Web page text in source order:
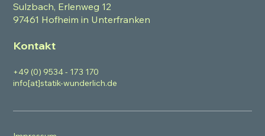
Sulzbach, Erlenweg 12
97461 Hofheim in Unterfranken
Kontakt
+49 (0) 9534 - 173 170
info[at]statik-wunderlich.de